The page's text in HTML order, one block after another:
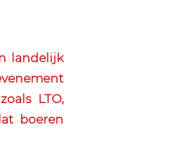
landelijk
LTO,
boeren